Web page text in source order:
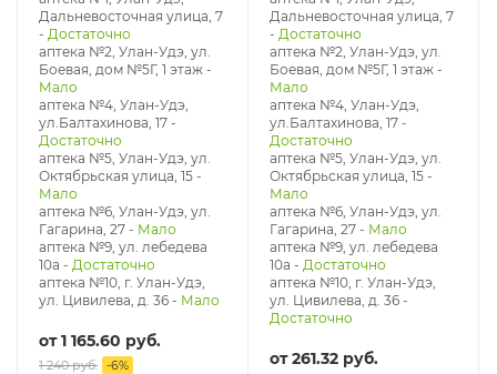
Дальневосточная улица, 7
- Достаточно
аптека №2, Улан-Удэ, ул.
Боевая, дом №5Г, 1 этаж -
Мало
аптека №4, Улан-Удэ,
ул.Балтахинова, 17 -
Достаточно
аптека №5, Улан-Удэ, ул. ​
Октябрьская улица, 15 -
Мало
аптека №6, Улан-Удэ, ул.
Гагарина, 27 - Мало
аптека №9, ул. лебедева
10а - Достаточно
аптека №10, г. Улан-Удэ,
ул. Цивилева, д. 36 - Мало
от1 165.60 руб.
1 240 руб. -6%
Дальневосточная улица, 7
- Достаточно
аптека №2, Улан-Удэ, ул.
Боевая, дом №5Г, 1 этаж -
Мало
аптека №4, Улан-Удэ,
ул.Балтахинова, 17 -
Достаточно
аптека №5, Улан-Удэ, ул. ​
Октябрьская улица, 15 -
Мало
аптека №6, Улан-Удэ, ул.
Гагарина, 27 - Мало
аптека №9, ул. лебедева
10а - Достаточно
аптека №10, г. Улан-Удэ,
ул. Цивилева, д. 36 -
Достаточно
от261.32 руб.